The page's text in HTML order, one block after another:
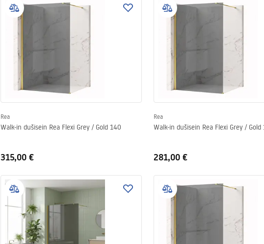
Rea
Walk-in dušisein Rea Flexi Grey / Gold 140
315,00 €
Rea
Walk-in dušisein Rea Flexi Grey / Gold
281,00 €